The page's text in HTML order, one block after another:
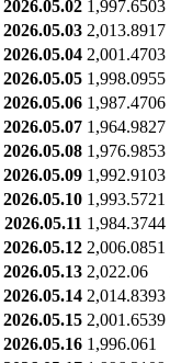
2026.05.02 1,997.6503
2026.05.03 2,013.8917
2026.05.04 2,001.4703
2026.05.05 1,998.0955
2026.05.06 1,987.4706
2026.05.07 1,964.9827
2026.05.08 1,976.9853
2026.05.09 1,992.9103
2026.05.10 1,993.5721
2026.05.11 1,984.3744
2026.05.12 2,006.0851
2026.05.13 2,022.06
2026.05.14 2,014.8393
2026.05.15 2,001.6539
2026.05.16 1,996.061